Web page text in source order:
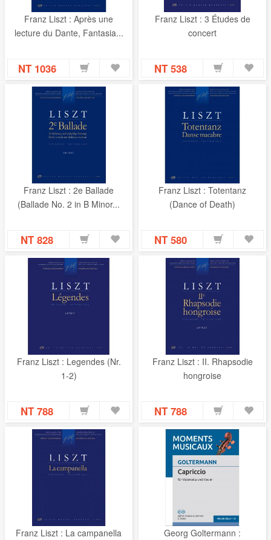
Franz Liszt : Après une
lecture du Dante, Fantasia...
NT 1036
Franz Liszt : 3 Études de
concert
NT 538
Franz Liszt : 2e Ballade
(Ballade No. 2 in B Minor...
NT 828
Franz Liszt : Totentanz
(Dance of Death)
NT 580
Franz Liszt : Legendes (Nr.
1-2)
NT 788
Franz Liszt : II. Rhapsodie
hongroise
NT 788
Franz Liszt : La campanella
Georg Goltermann :